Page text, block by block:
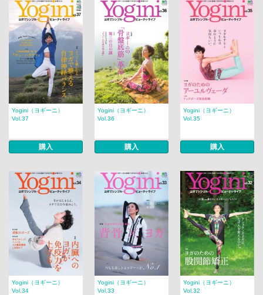
Yogini（ヨギーニ）
Vol.37
購入
Yogini（ヨギーニ）
Vol.36
購入
Yogini（ヨギーニ）
Vol.35
購入
Yogini（ヨギーニ）
Vol.34
Yogini（ヨギーニ）
Vol.33
Yogini（ヨギーニ）
Vol.32